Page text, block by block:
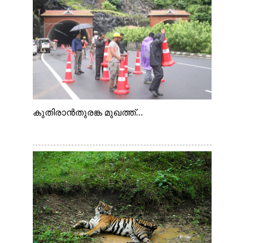
കുതിരാൻതുരങ്ക മുഖത്ത്...